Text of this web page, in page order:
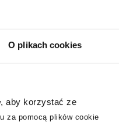
O plikach cookies
, aby korzystać ze
za pomocą plików cookie